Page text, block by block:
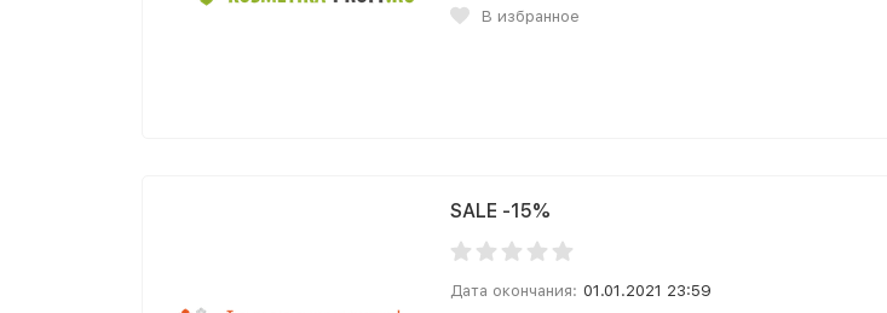
В избранное
SALE -15%
Дата окончания: 01.01.2021 23:59